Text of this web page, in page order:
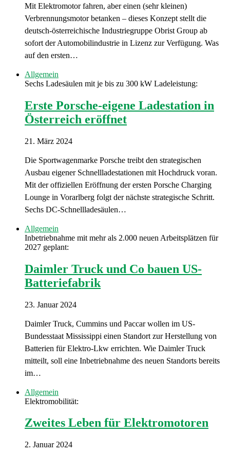
Mit Elektromotor fahren, aber einen (sehr kleinen)
Verbrennungsmotor betanken – dieses Konzept stellt die
deutsch-österreichische Industriegruppe Obrist Group ab
sofort der Automobilindustrie in Lizenz zur Verfügung. Was
auf den ersten…
Allgemein
Sechs Ladesäulen mit je bis zu 300 kW Ladeleistung:
Erste Porsche-eigene Ladestation in
Österreich eröffnet
21. März 2024
Die Sportwagenmarke Porsche treibt den strategischen
Ausbau eigener Schnellladestationen mit Hochdruck voran.
Mit der offiziellen Eröffnung der ersten Porsche Charging
Lounge in Vorarlberg folgt der nächste strategische Schritt.
Sechs DC-Schnellladesäulen…
Allgemein
Inbetriebnahme mit mehr als 2.000 neuen Arbeitsplätzen für
2027 geplant:
Daimler Truck und Co bauen US-
Batteriefabrik
23. Januar 2024
Daimler Truck, Cummins und Paccar wollen im US-
Bundesstaat Mississippi einen Standort zur Herstellung von
Batterien für Elektro-Lkw errichten. Wie Daimler Truck
mitteilt, soll eine Inbetriebnahme des neuen Standorts bereits
im…
Allgemein
Elektromobilität:
Zweites Leben für Elektromotoren
2. Januar 2024